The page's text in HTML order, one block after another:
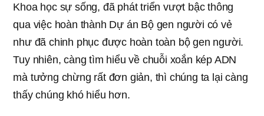
Khoa học sự sống, đã phát triển vượt bậc thông
qua việc hoàn thành Dự án Bộ gen người có vẻ
như đã chinh phục được hoàn toàn bộ gen người.
Tuy nhiên, càng tìm hiểu về chuỗi xoắn kép ADN
mà tưởng chừng rất đơn giản, thì chúng ta lại càng
thấy chúng khó hiểu hơn.